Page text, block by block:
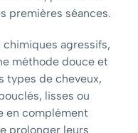
premières séances.
agressifs,
méthode douce et
types de cheveux,
lisses ou
en complément
prolonger leurs